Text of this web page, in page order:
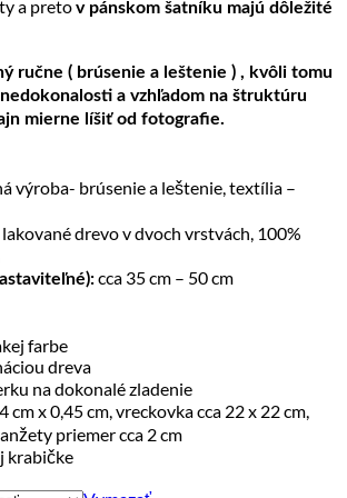
a pretov pánskom šatníku majú dôležité
ručne ( brúsenie a leštenie ) , kvôli tomu
a vzhľadom na štruktúru
mierne líšiť od fotografie.
výroba- brúsenie a leštenie, textília –
drevo v dvoch vrstvách, 100%
cca 35 cm – 50 cm
farbe
dreva
na dokonalé zladenie
cm x 0,45 cm, vreckovka cca 22 x 22 cm,
priemer cca 2 cm
krabičke